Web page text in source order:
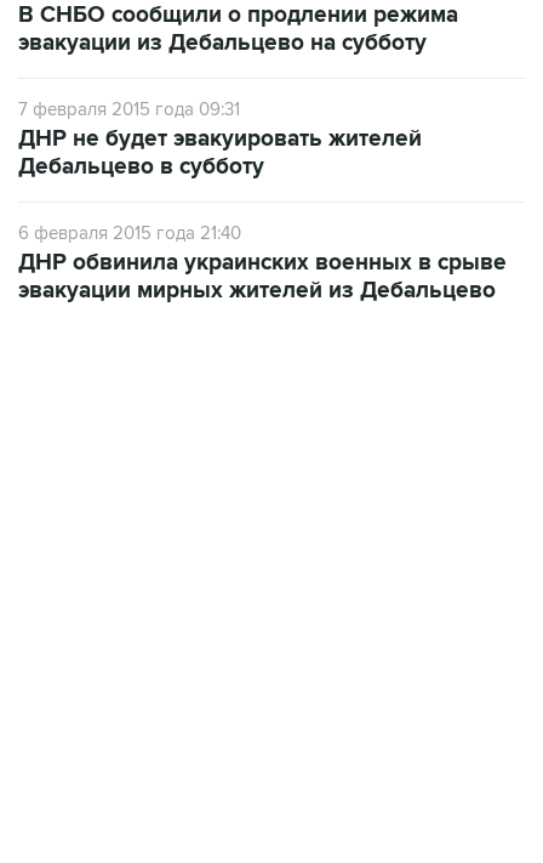
В СНБО сообщили о продлении режима
эвакуации из Дебальцево на субботу
7 февраля 2015 года 09:31
ДНР не будет эвакуировать жителей
Дебальцево в субботу
6 февраля 2015 года 21:40
ДНР обвинила украинских военных в срыве
эвакуации мирных жителей из Дебальцево